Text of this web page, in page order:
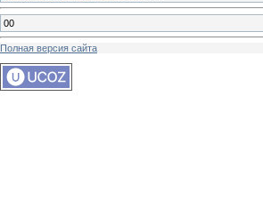
00
Полная версия сайта